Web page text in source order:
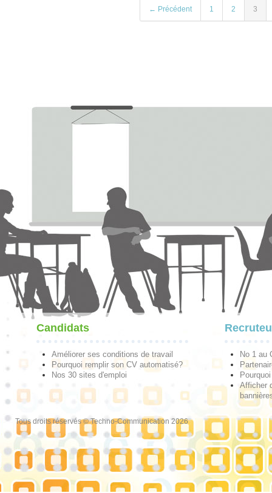
← Précédent 1 2 3
Candidats
Améliorer ses conditions de travail
Pourquoi remplir son CV automatisé?
Nos 30 sites d'emploi
No 1 au
Afficher
Tous droits réservés © Techno-Communication 2026